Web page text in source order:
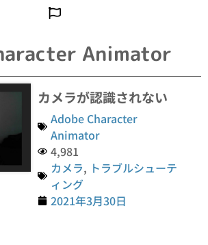
Animator
カメラが認識されない
Adobe Character
Animator
4,981
カメラ, トラブルシューテ
ィング
2021年3月30日